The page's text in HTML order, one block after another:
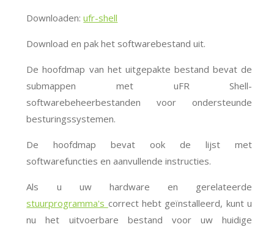
Downloaden:ufr-shell
Download en pak het softwarebestand uit.
De hoofdmap van het uitgepakte bestand bevat de
submappen met uFR Shell-
softwarebeheerbestanden voor ondersteunde
besturingssystemen.
De hoofdmap bevat ook de lijst met
softwarefuncties en aanvullende instructies.
Als u uw hardware en gerelateerde
stuurprogramma's correct hebt geïnstalleerd, kunt u
nu het uitvoerbare bestand voor uw huidige